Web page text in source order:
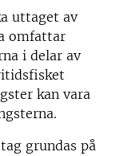
uttaget av
omfattar
i delar av
kan vara
grundas på